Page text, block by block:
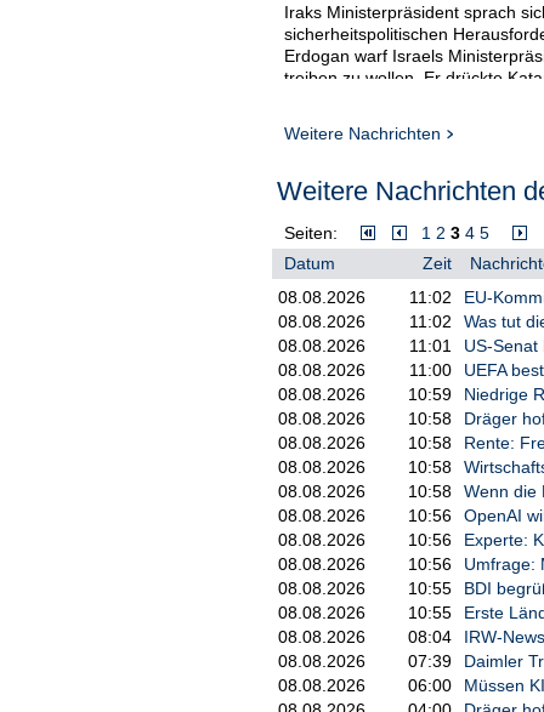
Iraks Ministerpräsident sprach
sicherheitspolitischen
Erdogan warf Israels
treiben zu wollen. Er drückte
Auch der palästinensische
Intervention der arabischen und
Nach Ansicht von Irans
die diplomatischen
die Diplomatie ist mehr als ein
militärische Macht und nicht das
Heute brenne Gaza, sagte
Zusehen und dem Äußern von
gerichtet forderte er: "Wir
Auslöser des Gaza-Krieges war
Menschen in Israel getötet und
auch Kinder. Seither bekämpft
befinden sich noch 48 Geiseln,
Keine konkreten Maßnahmen
Die Staats- und
Gipfeltreffen zur Lage im
israelischen Vorgehens.
Auch diesmal erwarten
Maßnahmen. In einem von
unter anderem vorgeworfen, im
und Aushungerung der
Weitere Nachrichten
Weitere Nachrichten
Seiten: 1 2 3 4 5
Datum
Zeit
08.08.2026
11:02
EU-
08.08.2026
11:02
Was tut
08.08.2026
11:01
US-
08.08.2026
11:00
UEFA
08.08.2026
10:59
Niedrige
08.08.2026
10:58
Dräger
08.08.2026
10:58
Rente:
08.08.2026
10:58
08.08.2026
10:58
Wenn die
08.08.2026
10:56
OpenAI
08.08.2026
10:56
Experte:
08.08.2026
10:56
Umfrage:
08.08.2026
10:55
BDI
08.08.2026
10:55
Erste
08.08.2026
08:04
IRW-
08.08.2026
07:39
Daimler
08.08.2026
06:00
Müssen